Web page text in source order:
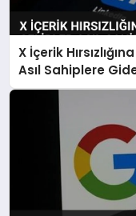
X İçerik
Asıl Sahiplere